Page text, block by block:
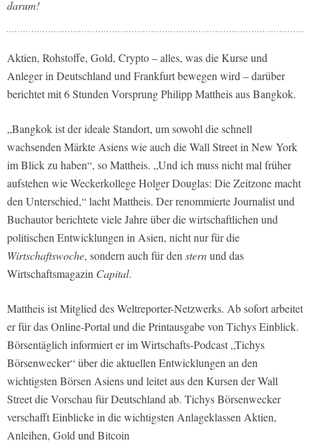
darum!
Aktien, Rohstoffe, Gold, Crypto – alles, was die Kurse und
Anleger in Deutschland und Frankfurt bewegen wird – darüber
berichtet mit 6 Stunden Vorsprung Philipp Mattheis aus Bangkok.
„Bangkok ist der ideale Standort, um sowohl die schnell
wachsenden Märkte Asiens wie auch die Wall Street in New York
im Blick zu haben“, so Mattheis. „Und ich muss nicht mal früher
aufstehen wie Weckerkollege Holger Douglas: Die Zeitzone macht
den Unterschied,“ lacht Mattheis. Der renommierte Journalist und
Buchautor berichtete viele Jahre über die wirtschaftlichen und
politischen Entwicklungen in Asien, nicht nur für die
Wirtschaftswoche, sondern auch für den sternund das
Wirtschaftsmagazin Capital.
Mattheis ist Mitglied des Weltreporter-Netzwerks. Ab sofort arbeitet
er für das Online-Portal und die Printausgabe von Tichys Einblick.
Börsentäglich informiert er im Wirtschafts-Podcast „Tichys
Börsenwecker“ über die aktuellen Entwicklungen an den
wichtigsten Börsen Asiens und leitet aus den Kursen der Wall
Street die Vorschau für Deutschland ab. Tichys Börsenwecker
verschafft Einblicke in die wichtigsten Anlageklassen Aktien,
Anleihen, Gold und Bitcoin